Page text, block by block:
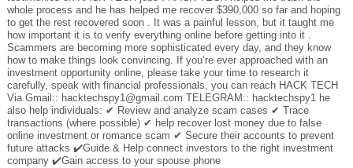
whole process and he has helped me recover $390,000 so far and hoping
to get the rest recovered soon . It was a painful lesson, but it taught me
how important it is to verify everything online before getting into it .
Scammers are becoming more sophisticated every day, and they know
how to make things look convincing. If you’re ever approached with an
investment opportunity online, please take your time to research it
carefully, speak with financial professionals, you can reach HACK TECH
Via Gmail:: hacktechspy1@gmail.com TELEGRAM:: hacktechspy1 he
also help individuals: ✔ Review and analyze scam cases ✔ Trace
transactions (where possible) ✔ help recover lost money due to false
online investment or romance scam ✔ Secure their accounts to prevent
future attacks ✔️Guide & Help connect investors to the right investment
company ✔️Gain access to your spouse phone